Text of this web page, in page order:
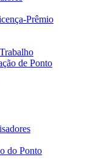
Prêmio
de Ponto
do Ponto